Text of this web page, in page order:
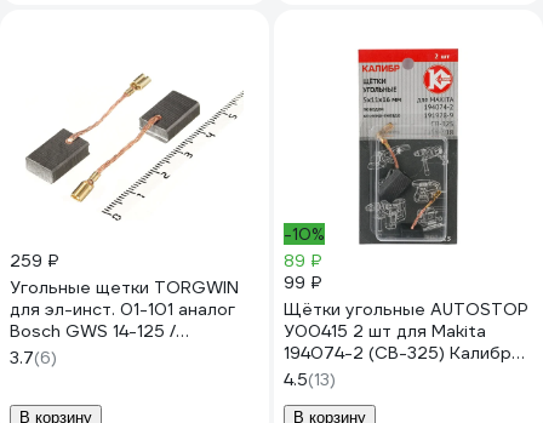
259 ₽
Угольные щетки TORGWIN
для эл-инст. 01-101 аналог
Bosch GWS 14-125 /
5х10х16мм (10 шт.) / T682686
3.7(6)
В корзину
-10%
89 ₽
99 ₽
Щётки угольные AUTOSTOP
У00415 2 шт для Makita
194074-2 (CB-325) Калибр
00000075276
4.5(13)
В корзину